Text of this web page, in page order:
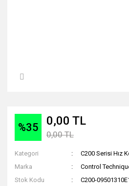
%35 0,00 TL
0,00 TL
Kategori
C200 Serisi Hız
Marka
Control
Stok Kodu
C200-